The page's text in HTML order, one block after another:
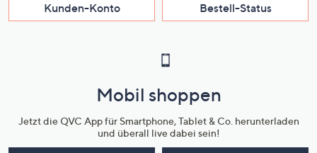
Kunden-Konto Bestell-Status
Mobil shoppen
Jetzt die QVC App für Smartphone, Tablet & Co. herunterladen
und überall live dabei sein!